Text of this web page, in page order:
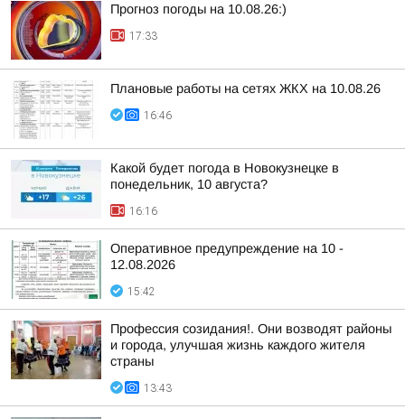
Прогноз погоды на 10.08.26:)
17:33
Плановые работы на сетях ЖКХ на 10.08.26
16:46
Какой будет погода в Новокузнецке в
понедельник, 10 августа?
16:16
Оперативное предупреждение на 10 -
12.08.2026
15:42
Профессия созидания!. Они возводят районы
и города, улучшая жизнь каждого жителя
страны
13:43